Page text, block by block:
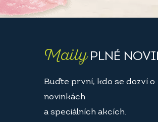
MailyPLNÉ
Buďte první, kdo se dozví o
novinkách
a speciálních akcích.